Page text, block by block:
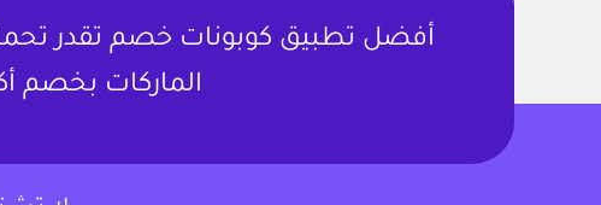
أفضل تطبيق كوبونات خصم تقدر
الماركات بخصم